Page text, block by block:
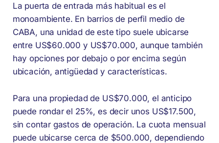
La puerta de entrada más habitual es el
monoambiente. En barrios de perfil medio de
CABA, una unidad de este tipo suele ubicarse
entre US$60.000 y US$70.000, aunque también
hay opciones por debajo o por encima según
ubicación, antigüedad y características.
Para una propiedad de US$70.000, el anticipo
puede rondar el 25%, es decir unos US$17.500,
sin contar gastos de operación. La cuota mensual
puede ubicarse cerca de $500.000, dependiendo